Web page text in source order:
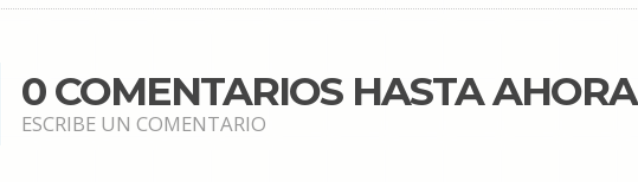
0 COMENTARIOS HASTA AHORA
ESCRIBE UN COMENTARIO